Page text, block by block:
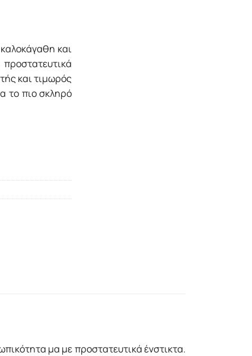
και
και τιμωρός
το πιο σκληρό
μα με προστατευτικά ένστικτα.